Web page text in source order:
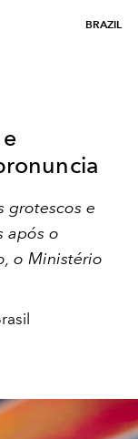
BRAZIL
grotescos e
após o
o Ministério